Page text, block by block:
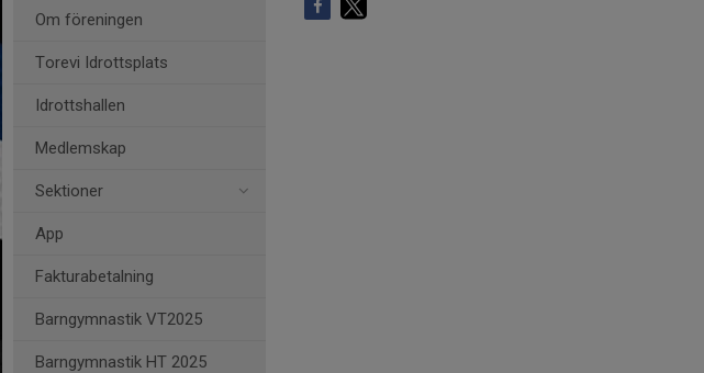
Om föreningen
Torevi Idrottsplats
Idrottshallen
Medlemskap
Sektioner
App
Fakturabetalning
Barngymnastik VT2025
Barngymnastik HT 2025